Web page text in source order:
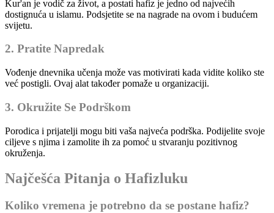
Kur'an je vodič za život, a postati hafiz je jedno od najvećih
dostignuća u islamu. Podsjetite se na nagrade na ovom i budućem
svijetu.
2. Pratite Napredak
Vođenje dnevnika učenja može vas motivirati kada vidite koliko ste
već postigli. Ovaj alat također pomaže u organizaciji.
3. Okružite Se Podrškom
Porodica i prijatelji mogu biti vaša najveća podrška. Podijelite svoje
ciljeve s njima i zamolite ih za pomoć u stvaranju pozitivnog
okruženja.
Najčešća Pitanja o Hafizluku
Koliko vremena je potrebno da se postane hafiz?